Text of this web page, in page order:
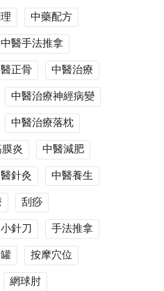
中藥配方
中醫手法推拿
正骨
中醫治療
中醫治療神經病變
中醫治療落枕
炎
中醫減肥
針灸
中醫養生
刮痧
小針刀
手法推拿
按摩穴位
網球肘